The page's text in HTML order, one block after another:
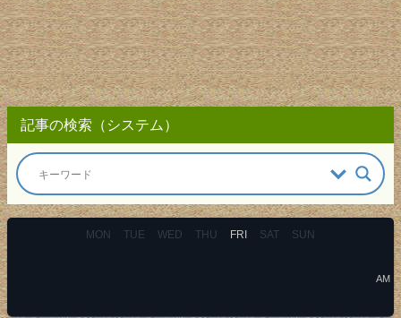
記事の検索（システム）
MON TUE WED THU FRI SAT SUN
AM